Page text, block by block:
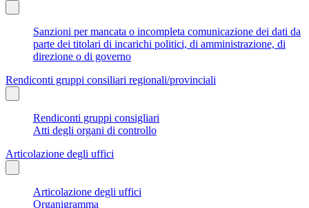
Sanzioni per mancata o incompleta comunicazione dei dati da
parte dei titolari di incarichi politici, di amministrazione, di
direzione o di governo
Rendiconti gruppi consiliari regionali/provinciali
Rendiconti gruppi consigliari
Atti degli organi di controllo
Articolazione degli uffici
Articolazione degli uffici
Organigramma